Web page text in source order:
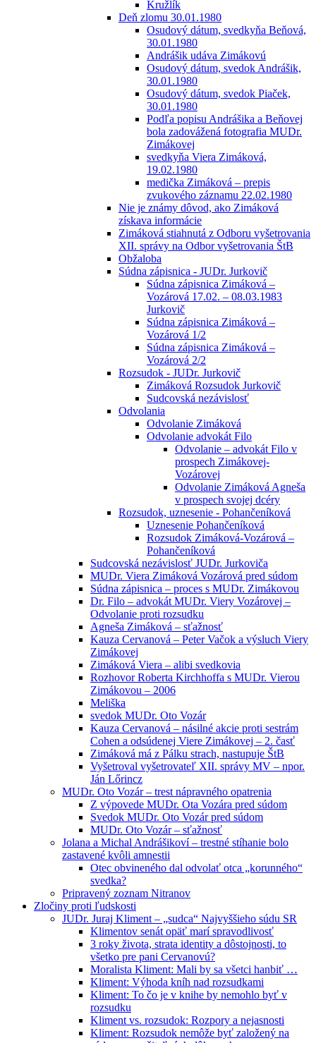
Kružlík
Deň zlomu 30.01.1980
Osudový dátum, svedkyňa Beňová,
30.01.1980
Andrášik udáva Zimákovú
Osudový dátum, svedok Andrášik,
30.01.1980
Osudový dátum, svedok Piaček,
30.01.1980
Podľa popisu Andrášika a Beňovej
bola zadovážená fotografia MUDr.
Zimákovej
svedkyňa Viera Zimáková,
19.02.1980
medička Zimáková – prepis
zvukového záznamu 22.02.1980
Nie je známy dôvod, ako Zimáková
získava informácie
Zimáková stiahnutá z Odboru vyšetrovania
XII. správy na Odbor vyšetrovania ŠtB
Obžaloba
Súdna zápisnica - JUDr. Jurkovič
Súdna zápisnica Zimáková –
Vozárová 17.02. – 08.03.1983
Jurkovič
Súdna zápisnica Zimáková –
Vozárová 1/2
Súdna zápisnica Zimáková –
Vozárová 2/2
Rozsudok - JUDr. Jurkovič
Zimáková Rozsudok Jurkovič
Sudcovská nezávislosť
Odvolania
Odvolanie Zimáková
Odvolanie advokát Filo
Odvolanie – advokát Filo v
prospech Zimákovej-
Vozárovej
Odvolanie Zimáková Agneša
v prospech svojej dcéry
Rozsudok, uznesenie - Pohančeníková
Uznesenie Pohančeníková
Rozsudok Zimáková-Vozárová –
Pohančeníková
Sudcovská nezávislosť JUDr. Jurkoviča
MUDr. Viera Zimáková Vozárová pred súdom
Súdna zápisnica – proces s MUDr. Zimákovou
Dr. Filo – advokát MUDr. Viery Vozárovej –
Odvolanie proti rozsudku
Agneša Zimáková – sťažnosť
Kauza Cervanová – Peter Vačok a výsluch Viery
Zimákovej
Zimáková Viera – alibi svedkovia
Rozhovor Roberta Kirchhoffa s MUDr. Vierou
Zimákovou – 2006
Meliška
svedok MUDr. Oto Vozár
Kauza Cervanová – násilné akcie proti sestrám
Cohen a odsúdenej Viere Zimákovej – 2. časť
Zimáková má z Pálku strach, nastupuje ŠtB
Vyšetroval vyšetrovateľ XII. správy MV – npor.
Ján Lőrincz
MUDr. Oto Vozár – trest nápravného opatrenia
Z výpovede MUDr. Ota Vozára pred súdom
Svedok MUDr. Oto Vozár pred súdom
MUDr. Oto Vozár – sťažnosť
Jolana a Michal Andrášikoví – trestné stíhanie bolo
zastavené kvôli amnestii
Otec obvineného dal odvolať otca „korunného“
svedka?
Pripravený zoznam Nitranov
Zločiny proti ľudskosti
JUDr. Juraj Kliment – „sudca“ Najvyššieho súdu SR
Klimentov senát opäť marí spravodlivosť
3 roky života, strata identity a dôstojnosti, to
všetko pre pani Cervanovú?
Moralista Kliment: Mali by sa všetci hanbiť …
Kliment: Výhoda kníh nad rozsudkami
Kliment: To čo je v knihe by nemohlo byť v
rozsudku
Kliment vs. rozsudok: Rozpory a nejasnosti
Kliment: Rozsudok nemôže byť založený na